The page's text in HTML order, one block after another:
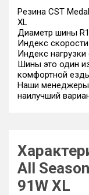
Резина CST
XL
Диаметр шины
Индекс
Индекс нагрузки
Шины это один
комфортной
Наши менеджеры
наилучший
All
91W XL